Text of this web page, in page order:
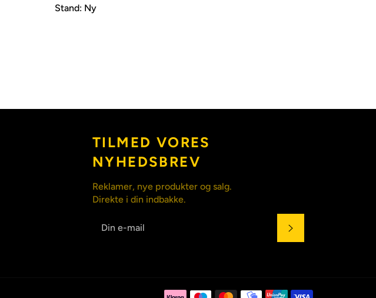
Stand: Ny
TILMED VORES
NYHEDSBREV
Reklamer, nye produkter og salg.
Direkte i din indbakke.